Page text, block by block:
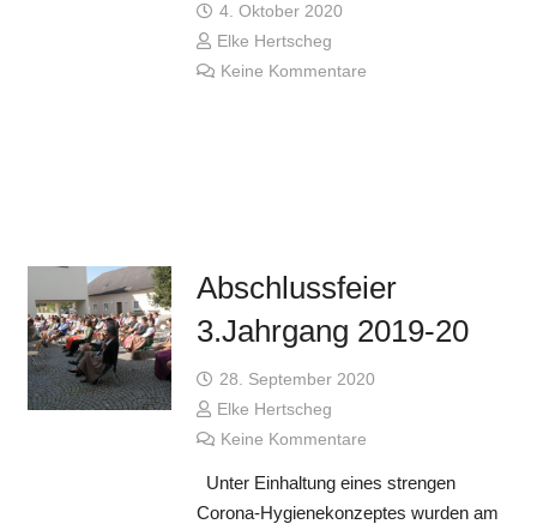
4. Oktober 2020
Elke Hertscheg
Keine Kommentare
Abschlussfeier
3.Jahrgang 2019-20
28. September 2020
Elke Hertscheg
Keine Kommentare
Unter Einhaltung eines strengen
Corona-Hygienekonzeptes wurden am